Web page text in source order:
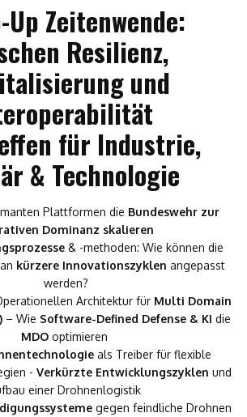
Up Zeitenwende:
Resilienz,
und
für Industrie,
& Technologie
Plattformen die Bundeswehr zur
Dominanz skalieren
& -methoden: Wie können die
kürzere Innovationszyklen angepasst
werden?
Architektur für Multi Domain
– Wie Software-Defined Defense & KI die
MDOoptimieren
als Treiber für flexible
- Verkürzte Entwicklungszyklen und
einer Drohnenlogistik
gegen feindliche Drohnen